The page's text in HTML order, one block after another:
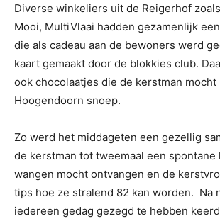
Diverse winkeliers uit de Reigerhof
Mooi, MultiVlaai hadden gezamenlijk
die als cadeau aan de bewoners werd
kaart gemaakt door de blokkies club.
ook chocolaatjes die de kerstman
Hoogendoorn snoep.
Zo werd het middageten een gezellig
de kerstman tot tweemaal een spontane
wangen mocht ontvangen en de
tips hoe ze stralend 82 kan worden. Na
iedereen gedag gezegd te hebben